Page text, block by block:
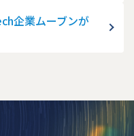
企業ムーブンが